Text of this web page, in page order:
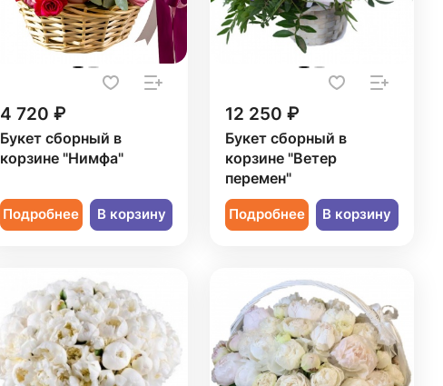
4 720 ₽
Букет сборный в
корзине "Нимфа"
Подробнее В корзину
12 250 ₽
Букет сборный в
корзине "Ветер
перемен"
Подробнее В корзину